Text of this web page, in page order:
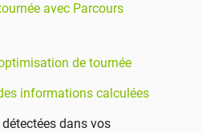
avec Parcours
de tournée
informations calculées
détectées dans vos